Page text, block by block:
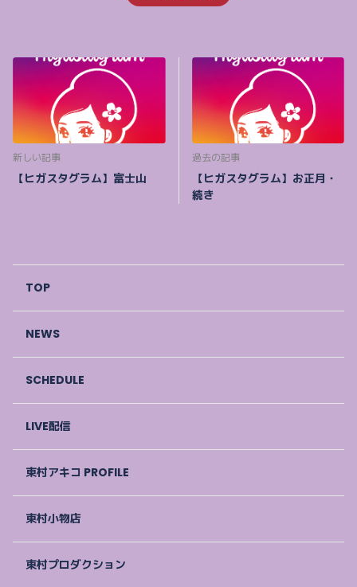
新しい記事
【ヒガスタグラム】富士山
過去の記事
【ヒガスタグラム】お正月・
続き
TOP
NEWS
SCHEDULE
LIVE配信
東村アキコ PROFILE
東村小物店
東村プロダクション